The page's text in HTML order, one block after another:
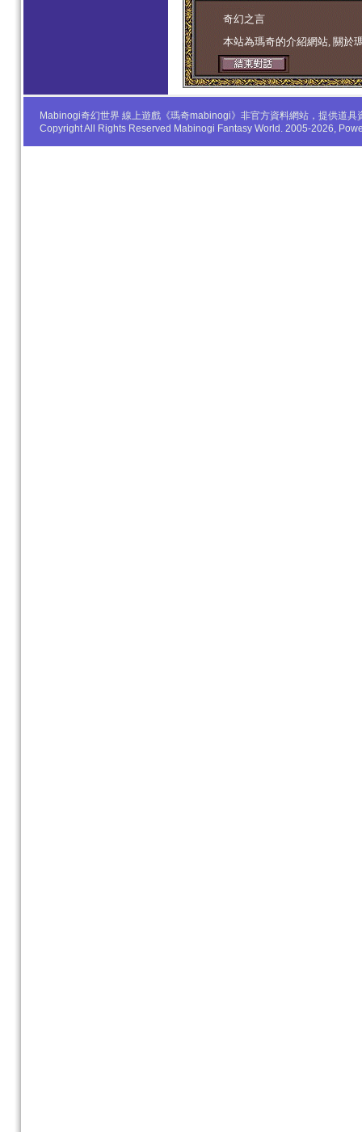
学生妹 奇幻之言
本站為瑪奇的介紹網站, 關於
Mabinogi奇幻世界 線上遊戲《瑪奇mabinogi》非官方資料網站，提供道
Copyright All Rights Reserved Mabinogi Fantasy World. 2005-2026,